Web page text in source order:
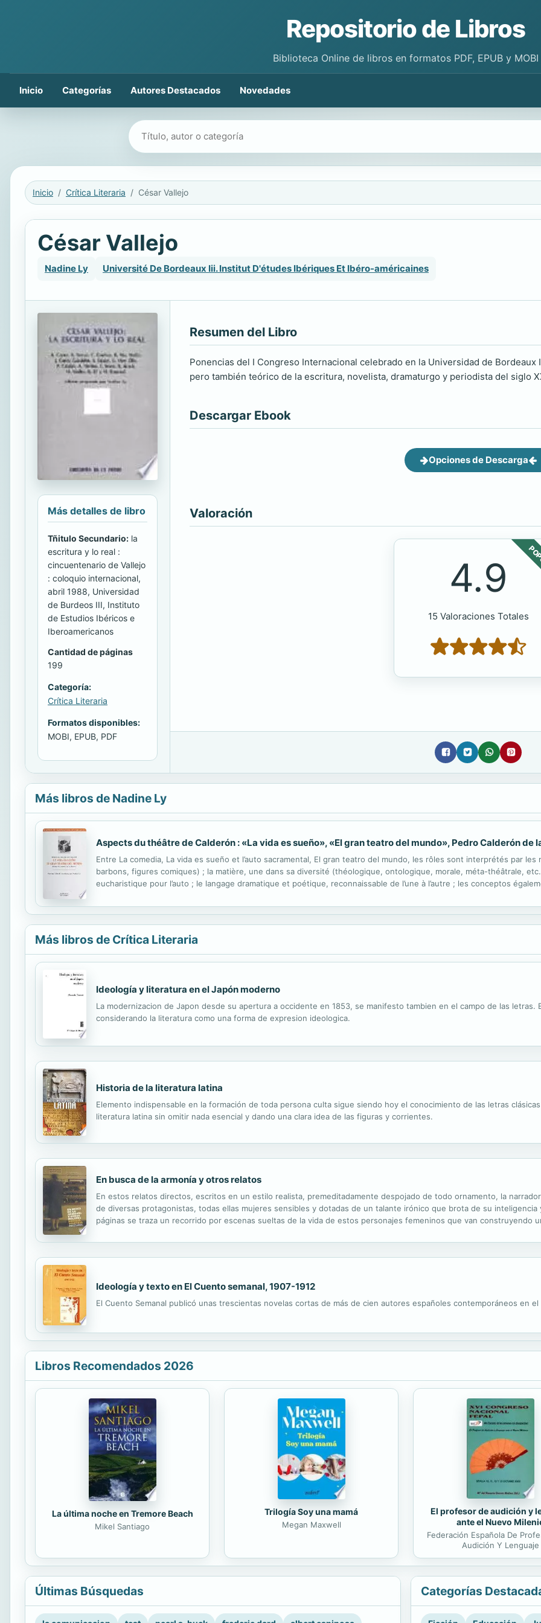
Repositorio de Libros
Biblioteca Online de libros en formatos PDF, EPUB y MOBI
Inicio Categorías Autores Destacados Novedades
Buscar libros
Inicio Crítica Literaria César Vallejo
César Vallejo
Nadine Ly Université De Bordeaux Iii. Institut D'études Ibériques Et Ibéro-américaines
Más detalles de libro
Tñitulo Secundario: la
escritura y lo real :
cincuentenario de Vallejo
: coloquio internacional,
abril 1988, Universidad
de Burdeos III, Instituto
de Estudios Ibéricos e
Iberoamericanos
Cantidad de páginas
199
Categoría:
Crítica Literaria
Formatos disponibles:
MOBI, EPUB, PDF
Resumen del Libro
Ponencias del I Congreso Internacional celebrado en la Universidad de Bordeaux
pero también teórico de la escritura, novelista, dramaturgo y periodista del siglo
Descargar Ebook
Opciones de Descarga
Valoración
4.9
15 Valoraciones Totales
Más libros de Nadine Ly
Aspects du théâtre de Calderón : «La vida es sueño», «El gran teatro del mundo», Pedro Calderón de
Entre La comedia, La vida es sueño et l’auto sacramental, El gran teatro del mundo, les rôles sont interprétés par les
barbons, figures comiques) ; la matière, une dans sa diversité (théologique, ontologique, morale, méta-théâtrale,
eucharistique pour l’auto ; le langage dramatique et poétique, reconnaissable de l’une à l’autre ; les conceptos
Más libros de Crítica Literaria
Ideología y literatura en el Japón moderno
La modernizacion de Japon desde su apertura a occidente en 1853, se manifesto tambien en el campo de las letras.
considerando la literatura como una forma de expresion ideologica.
Historia de la literatura latina
Elemento indispensable en la formación de toda persona culta sigue siendo hoy el conocimiento de las letras
literatura latina sin omitir nada esencial y dando una clara idea de las figuras y corrientes.
En busca de la armonía y otros relatos
En estos relatos directos, escritos en un estilo realista, premeditadamente despojado de todo ornamento, la
de diversas protagonistas, todas ellas mujeres sensibles y dotadas de un talante irónico que brota de su
páginas se traza un recorrido por escenas sueltas de la vida de estos personajes femeninos que van construyendo
Ideología y texto en El Cuento semanal, 1907-1912
El Cuento Semanal publicó unas trescientas novelas cortas de más de cien autores españoles contemporáneos en el
Libros Recomendados 2026
La última noche en Tremore Beach
Mikel Santiago
Trilogía Soy una mamá
Megan Maxwell
El profesor de audición y
ante el Nuevo
Federación Española De
Audición Y Lenguaje
Últimas Búsquedas Categorías